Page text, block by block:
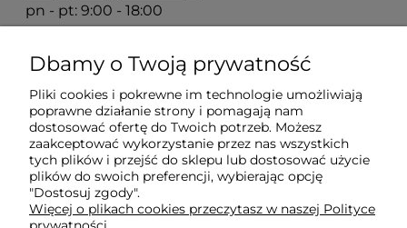
pn - pt: 9:00 - 18:00
Moje konto
Płatności i dostawa
Informacje
Dbamy o Twoją prywatność
Pliki cookies i pokrewne im technologie umożliwiają
poprawne działanie strony i pomagają nam
dostosować ofertę do Twoich potrzeb. Możesz
zaakceptować wykorzystanie przez nas wszystkich
tych plików i przejść do sklepu lub dostosować użycie
plików do swoich preferencji, wybierając opcję
"Dostosuj zgody".
Więcej o plikach cookies przeczytasz w naszej Polityce